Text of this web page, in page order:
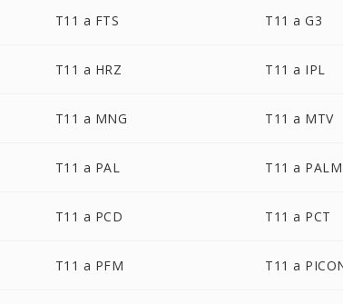
T11 a FTS T11 a G3
T11 a HRZ T11 a IPL
T11 a MNG T11 a MTV
T11 a PAL T11 a PALM
T11 a PCD T11 a PCT
T11 a PFM T11 a